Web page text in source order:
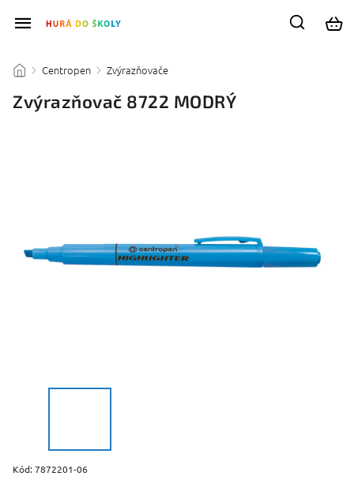
/ Centropen / Zvýrazňovače
Zvýrazňovač 8722 MODRÝ
Kód:7872201-06